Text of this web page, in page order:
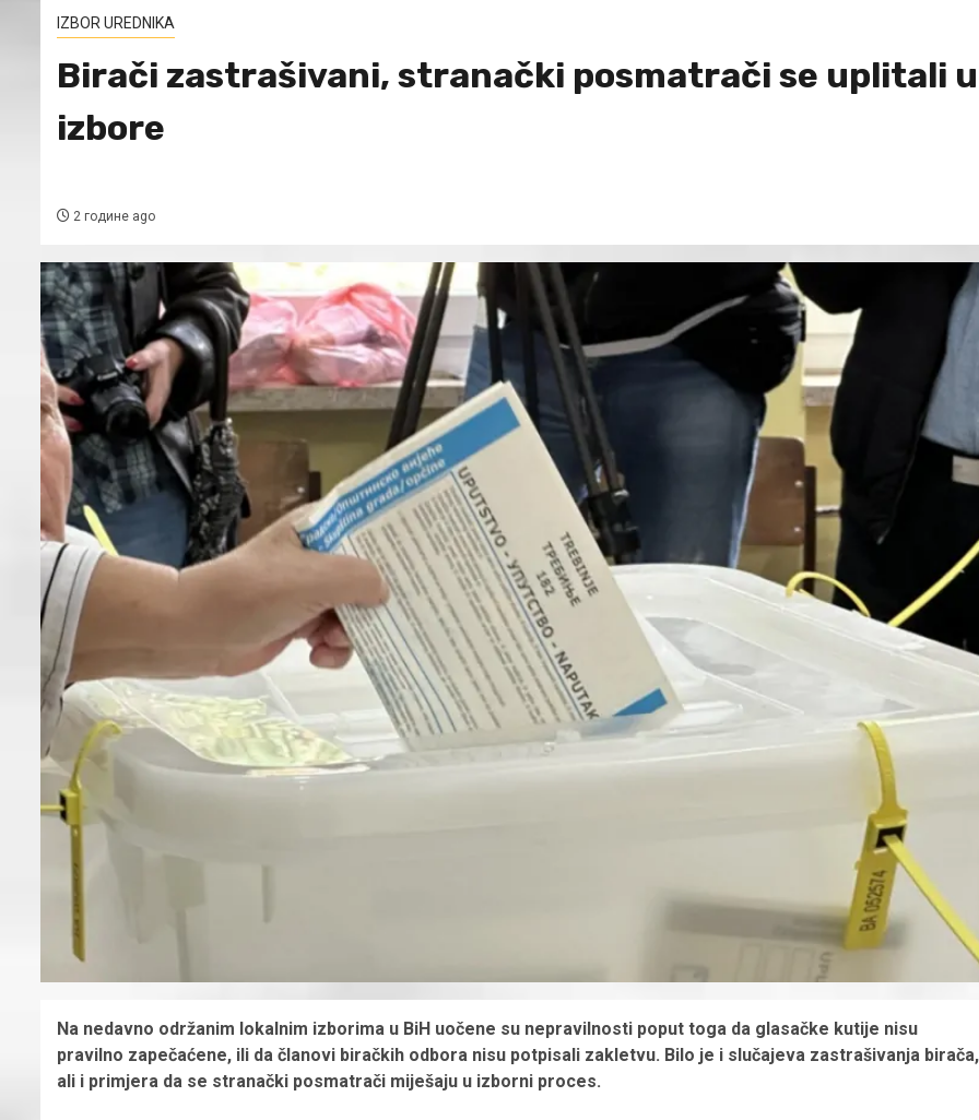
IZBOR UREDNIKA
Birači zastrašivani, stranački posmatrači se uplitali u
izbore
2 године ago
Na nedavno održanim lokalnim izborima u BiH uočene su nepravilnosti poput toga da glasačke kutije nisu
pravilno zapečaćene, ili da članovi biračkih odbora nisu potpisali zakletvu. Bilo je i slučajeva zastrašivanja birača,
ali i primjera da se stranački posmatrači miješaju u izborni proces.